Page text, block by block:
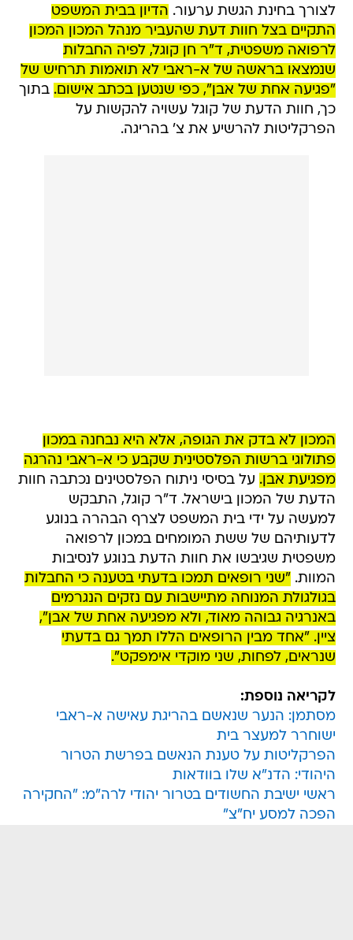
לצורך בחינת הגשת ערעור. הדיון בבית המשפט
התקיים בצל חוות דעת שהעביר מנהל המכון המכון
לרפואה משפטית, ד"ר חן קוגל, לפיה החבלות
שנמצאו בראשה של א-ראבי לא תואמות תרחיש של
"פגיעה אחת של אבן", כפי שנטען בכתב אישום. בתוך
כך, חוות הדעת של קוגל עשויה להקשות על
הפרקליטות להרשיע את צ' בהריגה.
המכון לא בדק את הגופה, אלא היא נבחנה במכון
פתולוגי ברשות הפלסטינית שקבע כי א-ראבי נהרגה
מפגיעת אבן. על בסיסי ניתוח הפלסטינים נכתבה חוות
הדעת של המכון בישראל. ד"ר קוגל, התבקש
למעשה על ידי בית המשפט לצרף הבהרה בנוגע
לדעותיהם של ששת המומחים במכון לרפואה
משפטית שגיבשו את חוות הדעת בנוגע לנסיבות
המוות. "שני רופאים תמכו בדעתי בטענה כי החבלות
בגולגולת המנוחה מתיישבות עם נזקים הנגרמים
באנרגיה גבוהה מאוד, ולא מפגיעה אחת של אבן",
ציין. "אחד מבין הרופאים הללו תמך גם בדעתי
שנראים, לפחות, שני מוקדי אימפקט".
לקריאה נוספת:
מסתמן: הנער שנאשם בהריגת עאישה א-ראבי
ישוחרר למעצר בית
הפרקליטות על טענת הנאשם בפרשת הטרור
היהודי: הדנ"א שלו בוודאות
ראשי ישיבת החשודים בטרור יהודי לרה"מ: "החקירה
הפכה למסע יח"צ"